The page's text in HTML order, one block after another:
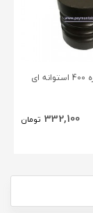
مقره رزینی نمره 400 استوانه ای
332,100 تومان